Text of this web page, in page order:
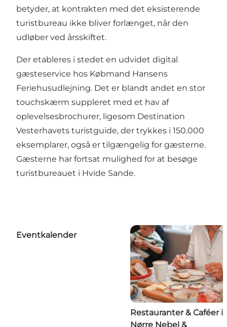
betyder, at kontrakten med det eksisterende
turistbureau ikke bliver forlænget, når den
udløber ved årsskiftet.
Der etableres i stedet en udvidet digital
gæsteservice hos Købmand Hansens
Feriehusudlejning. Det er blandt andet en stor
touchskærm suppleret med et hav af
oplevelsesbrochurer, ligesom Destination
Vesterhavets turistguide, der trykkes i 150.000
eksemplarer, også er tilgængelig for gæsterne.
Gæsterne har fortsat mulighed for at besøge
turistbureauet i Hvide Sande.
Eventkalender
Restauranter & Caféer i
Nørre Nebel &